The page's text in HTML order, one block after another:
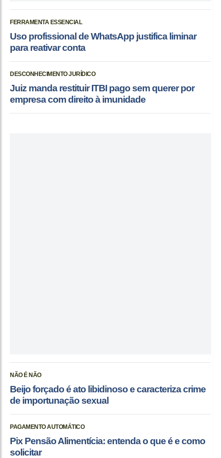
FERRAMENTA ESSENCIAL
Uso profissional de WhatsApp justifica liminar
para reativar conta
DESCONHECIMENTO JURÍDICO
Juiz manda restituir ITBI pago sem querer por
empresa com direito à imunidade
NÃO É NÃO
Beijo forçado é ato libidinoso e caracteriza crime
de importunação sexual
PAGAMENTO AUTOMÁTICO
Pix Pensão Alimentícia: entenda o que é e como
solicitar